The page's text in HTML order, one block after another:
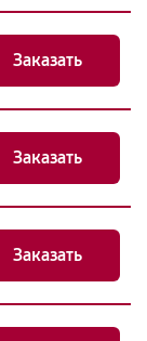
Заказать
Заказать
Заказать